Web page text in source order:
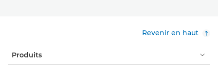
Revenir en haut
Produits